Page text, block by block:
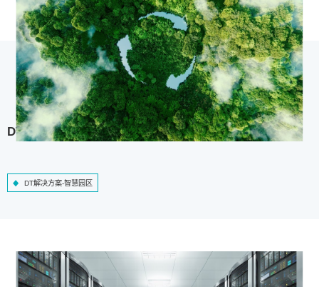
DT解决方案-智慧园区
DT解决方案-智慧园区